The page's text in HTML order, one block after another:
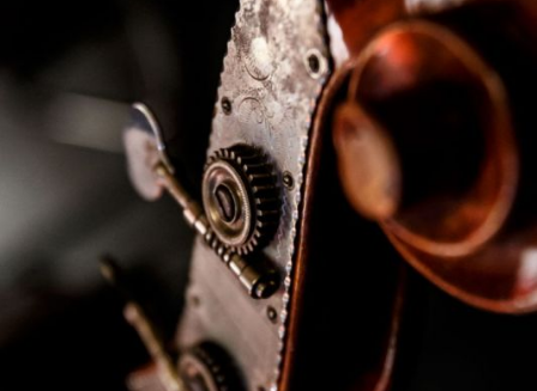
L’OnR avec vous
Visites de l’Opéra de